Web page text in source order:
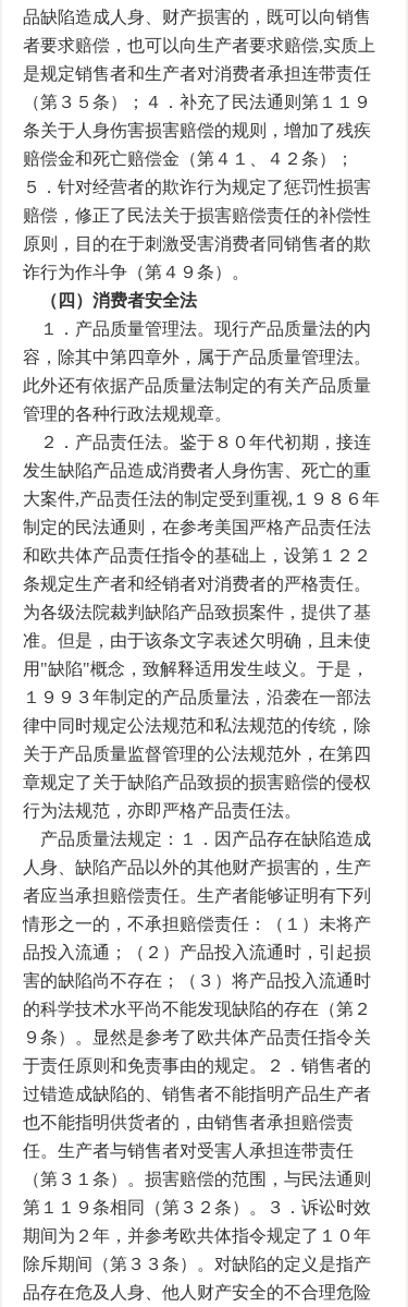
品缺陷造成人身、财产损害的，既可以向销售
者要求赔偿，也可以向生产者要求赔偿,实质上
是规定销售者和生产者对消费者承担连带责任
（第３５条）；４．补充了民法通则第１１９
条关于人身伤害损害赔偿的规则，增加了残疾
赔偿金和死亡赔偿金（第４１、４２条）；
５．针对经营者的欺诈行为规定了惩罚性损害
赔偿，修正了民法关于损害赔偿责任的补偿性
原则，目的在于刺激受害消费者同销售者的欺
诈行为作斗争（第４９条）。
（四）消费者安全法
１．产品质量管理法。现行产品质量法的内
容，除其中第四章外，属于产品质量管理法。
此外还有依据产品质量法制定的有关产品质量
管理的各种行政法规规章。
２．产品责任法。鉴于８０年代初期，接连
发生缺陷产品造成消费者人身伤害、死亡的重
大案件,产品责任法的制定受到重视,１９８６年
制定的民法通则，在参考美国严格产品责任法
和欧共体产品责任指令的基础上，设第１２２
条规定生产者和经销者对消费者的严格责任。
为各级法院裁判缺陷产品致损案件，提供了基
准。但是，由于该条文字表述欠明确，且未使
用"缺陷"概念，致解释适用发生歧义。于是，
１９９３年制定的产品质量法，沿袭在一部法
律中同时规定公法规范和私法规范的传统，除
关于产品质量监督管理的公法规范外，在第四
章规定了关于缺陷产品致损的损害赔偿的侵权
行为法规范，亦即严格产品责任法。
产品质量法规定：１．因产品存在缺陷造成
人身、缺陷产品以外的其他财产损害的，生产
者应当承担赔偿责任。生产者能够证明有下列
情形之一的，不承担赔偿责任：（１）未将产
品投入流通；（２）产品投入流通时，引起损
害的缺陷尚不存在；（３）将产品投入流通时
的科学技术水平尚不能发现缺陷的存在（第２
９条）。显然是参考了欧共体产品责任指令关
于责任原则和免责事由的规定。２．销售者的
过错造成缺陷的、销售者不能指明产品生产者
也不能指明供货者的，由销售者承担赔偿责
任。生产者与销售者对受害人承担连带责任
（第３１条）。损害赔偿的范围，与民法通则
第１１９条相同（第３２条）。３．诉讼时效
期间为２年，并参考欧共体指令规定了１０年
除斥期间（第３３条）。对缺陷的定义是指产
品存在危及人身、他人财产安全的不合理危险